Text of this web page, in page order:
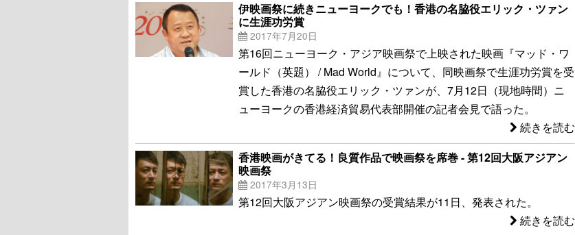
伊映画祭に続きニューヨークでも！香港の名脇役エリック・ツァン
に生涯功労賞
2017年7月20日
第16回ニューヨーク・アジア映画祭で上映された映画『マッド・ワ
ールド（英題） / Mad World』について、同映画祭で生涯功労賞を受
賞した香港の名脇役エリック・ツァンが、7月12日（現地時間）ニ
ューヨークの香港経済貿易代表部開催の記者会見で語った。
続きを読む
香港映画がきてる！良質作品で映画祭を席巻 - 第12回大阪アジアン
映画祭
2017年3月13日
第12回大阪アジアン映画祭の受賞結果が11日、発表された。
続きを読む